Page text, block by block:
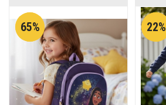
65% 22%